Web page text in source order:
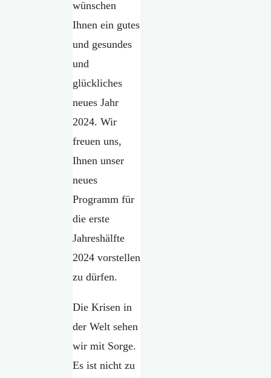
wünschen
Ihnen ein gutes
und gesundes
und
glückliches
neues Jahr
2024. Wir
freuen uns,
Ihnen unser
neues
Programm für
die erste
Jahreshälfte
2024 vorstellen
zu dürfen.
Die Krisen in
der Welt sehen
wir mit Sorge.
Es ist nicht zu